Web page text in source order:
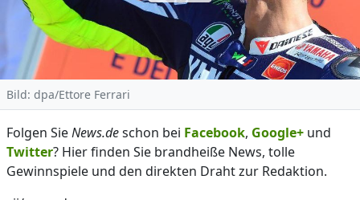
Bild: dpa/Ettore Ferrari
Folgen SieNews.deschon bei Facebook, Google+ und
Twitter? Hier finden Sie brandheiße News, tolle
Gewinnspiele und den direkten Draht zur Redaktion.